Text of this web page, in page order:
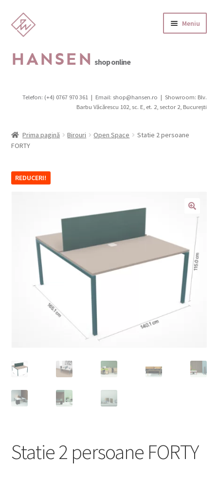
Sari
la
Sari
la
HANSEN shop online
Meniu
Extinde
Scaune
Birouri
copil
Mobilier de grădină
Extinde
meniul
Organoid (tapet & auto-colant)
Accesorii
Extinde
meniul
copil
Home office
Telefon: (+4) 0767 970 361 | Email: shop@hansen.ro |Showroom: Blv.
Barbu Văcărescu 102, sc. E, et. 2, sector 2, București
Prima pagină Birouri Open Space
Statie 2 persoane
FORTY
REDUCERI!
Statie 2 persoane FORTY